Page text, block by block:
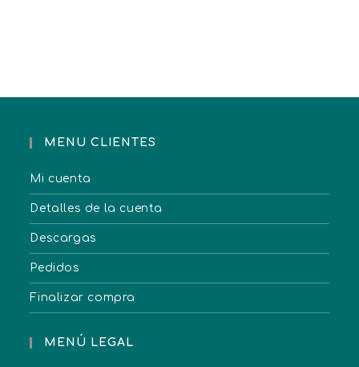
MENU CLIENTES
Mi cuenta
Detalles de la cuenta
Descargas
Pedidos
Finalizar compra
MENÚ LEGAL